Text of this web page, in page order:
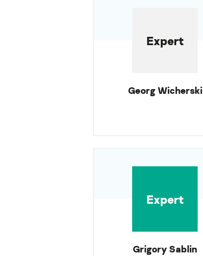
Expert
Georg Wicherski
Expert
Grigory Sablin